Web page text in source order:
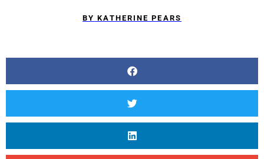
BY KATHERINE PEARS